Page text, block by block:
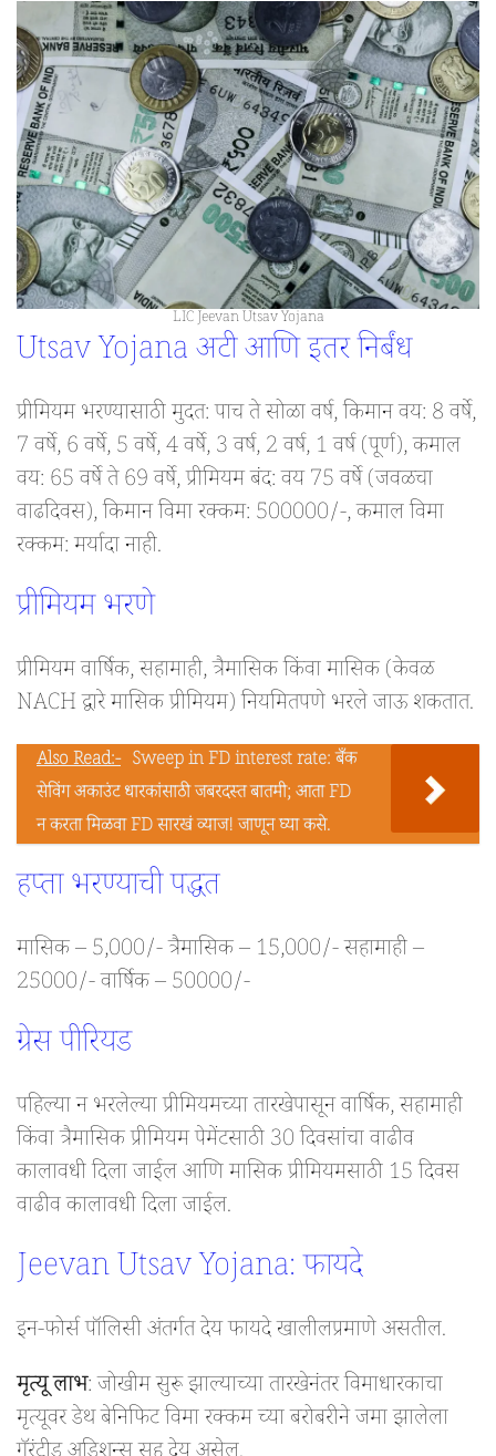
LIC Jeevan Utsav Yojana
Utsav Yojana अटी आणि इतर निर्बंध
प्रीमियम भरण्यासाठी मुदत: पाच ते सोळा वर्ष, किमान वय: 8 वर्षे,
7 वर्षे, 6 वर्षे, 5 वर्षे, 4 वर्षे, 3 वर्ष, 2 वर्ष, 1 वर्ष (पूर्ण), कमाल
वय: 65 वर्षे ते 69 वर्षे, प्रीमियम बंद: वय 75 वर्षे (जवळचा
वाढदिवस), किमान विमा रक्कम: 500000/-, कमाल विमा
रक्कम: मर्यादा नाही.
प्रीमियम भरणे
प्रीमियम वार्षिक, सहामाही, त्रैमासिक किंवा मासिक (केवळ
NACH द्वारे मासिक प्रीमियम) नियमितपणे भरले जाऊ शकतात.
Also Read:- Sweep in FD interest rate: बँक
सेविंग अकाउंट धारकांसाठी जबरदस्त बातमी; आता FD
न करता मिळवा FD सारखं व्याज! जाणून घ्या कसे.
हप्ता भरण्याची पद्धत
मासिक – 5,000/- त्रैमासिक – 15,000/- सहामाही –
25000/- वार्षिक – 50000/-
ग्रेस पीरियड
पहिल्या न भरलेल्या प्रीमियमच्या तारखेपासून वार्षिक, सहामाही
किंवा त्रैमासिक प्रीमियम पेमेंटसाठी 30 दिवसांचा वाढीव
कालावधी दिला जाईल आणि मासिक प्रीमियमसाठी 15 दिवस
वाढीव कालावधी दिला जाईल.
Jeevan Utsav Yojana: फायदे
इन-फोर्स पॉलिसी अंतर्गत देय फायदे खालीलप्रमाणे असतील.
मृत्यू लाभ: जोखीम सुरू झाल्याच्या तारखेनंतर विमाधारकाचा
मृत्यूवर डेथ बेनिफिट विमा रक्कम च्या बरोबरीने जमा झालेला